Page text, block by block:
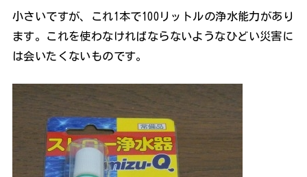
小さいですが、これ1本で100リットルの浄水能力があり
ます。これを使わなければならないようなひどい災害に
は会いたくないものです。